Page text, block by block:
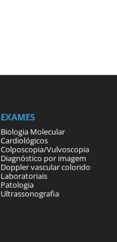
EXAMES
Biologia Molecular
Cardiológicos
Colposcopia/Vulvoscopia
Diagnóstico por imagem
Doppler vascular colorido
Laboratoriais
Patologia
Ultrassonografia